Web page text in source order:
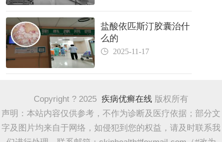
盐酸依匹斯汀胶囊治什
么的
2025-11-17
Copyright ? 2025 疾病优癣在线 版权所有
声明：本站内容仅供参考，不作为诊断及医疗依据；部分文
字及图片均来自于网络，如侵犯到您的权益，请及时联系我